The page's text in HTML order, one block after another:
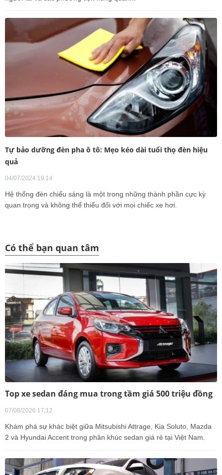
Tự bảo dưỡng đèn pha ô tô: Mẹo kéo dài tuổi thọ đèn hiệu
quả
04/07/2024 19:14
Hệ thống đèn chiếu sáng là một trong những thành phần cực kỳ
quan trọng và không thể thiếu đối với mọi chiếc xe hơi.
Có thể bạn quan tâm
Top xe sedan đáng mua trong tầm giá 500 triệu đồng
07/08/2026 17:12
Khám phá sự khác biệt giữa Mitsubishi Attrage, Kia Soluto, Mazda
2 và Hyundai Accent trong phân khúc sedan giá rẻ tại Việt Nam.